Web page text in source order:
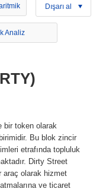
Dışarı al
Analiz
bir token olarak
Bu blok zincir
etrafında topluluk
Dirty Street
araç olarak hizmet
ve ticaret